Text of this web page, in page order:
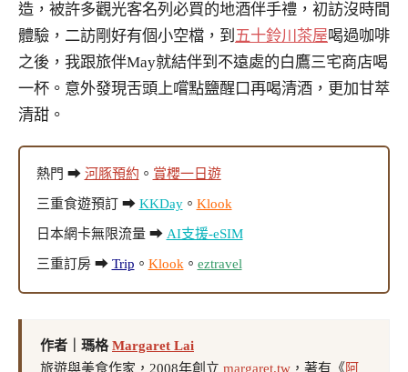
造，被許多觀光客名列必買的地酒伴手禮，初訪沒時間
體驗，二訪剛好有個小空檔，到 五十鈴川茶屋喝過咖啡
之後，我跟旅伴May就結伴到不遠處的白鷹三宅商店喝
一杯。意外發現舌頭上嚐點鹽醒口再喝清酒，更加甘萃
清甜。
熱門 ➡ 河豚預約 。 賞櫻一日遊
三重食遊預訂 ➡ KKDay。 Klook
日本網卡無限流量 ➡ AI支援-eSIM
三重訂房 ➡ Trip 。 Klook。 eztravel
作者｜瑪格Margaret Lai
旅遊與美食作家，2008年創立 margaret.tw ，著有《阿